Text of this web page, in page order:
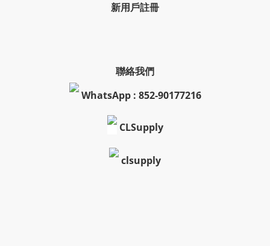
新用戶註冊
聯絡我們
WhatsApp : 852-90177216
CLSupply
clsupply